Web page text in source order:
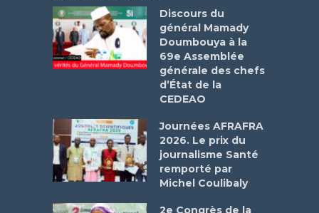
Discours du
général Mamady
Doumbouya à la
69e Assemblée
générale des chefs
d’État de la
CEDEAO
Journées AFRAFRA
2026. Le prix du
journalisme Santé
remporté par
Michel Coulibaly
2e Congrès de la